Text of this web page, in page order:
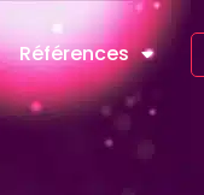
Références